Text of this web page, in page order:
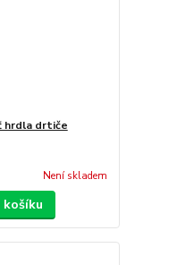
hrdla drtiče
Není skladem